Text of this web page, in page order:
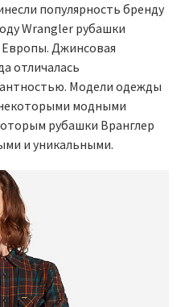
популярность бренду
Wrangler рубашки
Джинсовая
отличалась
Модели одежды
модными
рубашки Вранглер
и уникальными.